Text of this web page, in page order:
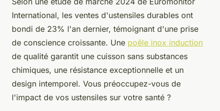
International, les ventes d'ustensiles durables ont
bondi de 23% l'an dernier, témoignant d'une prise
de conscience croissante. Une poêle inox induction
de qualité garantit une cuisson sans substances
chimiques, une résistance exceptionnelle et un
design intemporel. Vous préoccupez-vous de
l'impact de vos ustensiles sur votre santé ?